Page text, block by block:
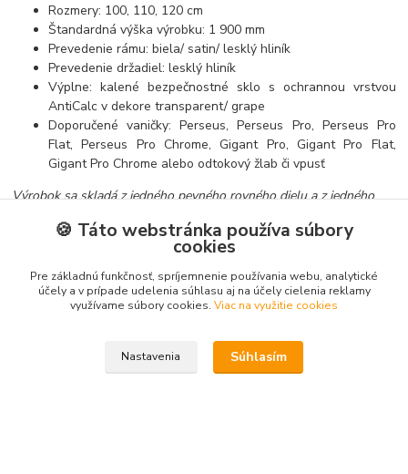
Rozmery: 100, 110, 120 cm
Štandardná výška výrobku: 1 900 mm
Prevedenie rámu: biela/ satin/ lesklý hliník
Prevedenie držadiel: lesklý hliník
Výplne: kalené bezpečnostné sklo s ochrannou vrstvou
AntiCalc v dekore transparent/ grape
Doporučené vaničky: Perseus, Perseus Pro, Perseus Pro
Flat, Perseus Pro Chrome, Gigant Pro, Gigant Pro Flat,
Gigant Pro Chrome alebo odtokový žlab či vpusť
Výrobok sa skladá z jedného pevného rovného dielu a z jedného
vám zjednoduší údržbu. Vďaka nadstavovacím profilom (BLNPS)
môžete sprispôsobiť stavebný otvor až o 2 cm z každej strany.
Nemusíte tak zbytočne platiť za výrobu drahého atypu.
Tovar zaradený v kategóriách
🍪 Táto webstránka používa súbory
cookies
Pre základnú funkčnosť, spríjemnenie používania webu, analytické
účely a v prípade udelenia súhlasu aj na účely cielenia reklamy
využívame súbory cookies. Viac na využitie cookies
Nastavenia Súhlasím